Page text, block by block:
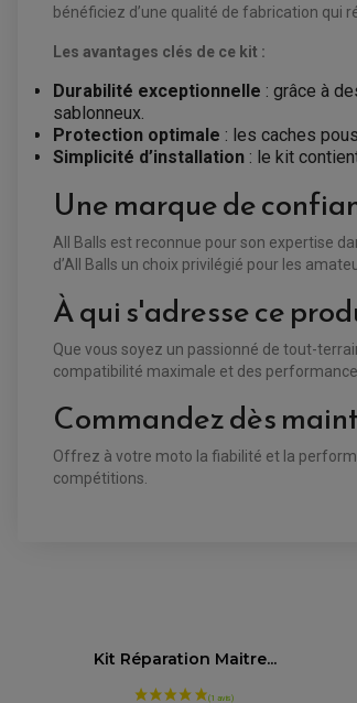
bénéficiez d’une qualité de fabrication qui
Les avantages clés de ce kit :
Durabilité exceptionnelle : grâce à
sablonneux.
Protection optimale : les caches
Simplicité d’installation : le kit
Une marque de
All Balls est reconnue pour son expertise
d’All Balls un choix privilégié pour les
À qui s'adresse ce
Que vous soyez un passionné de tout-
compatibilité maximale et des
Commandez dès
Offrez à votre moto la fiabilité et la
compétitions.
Kit Réparation Maitre...